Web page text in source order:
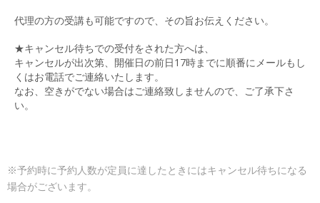
代理の方の受講も可能ですので、その旨お伝えください。
★キャンセル待ちでの受付をされた方へは、
キャンセルが出次第、開催日の前日17時までに順番にメールもし
くはお電話でご連絡いたします。
なお、空きがでない場合はご連絡致しませんので、ご了承下さ
い。
※予約時に予約人数が定員に達したときにはキャンセル待ちになる
場合がございます。